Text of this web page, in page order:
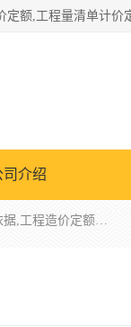
司介绍
北京北腾文化发展有限公司：主营31个省建设工程预算书,工程预算软件,工程计价依据,工程造价定额,工程量清单计价定额,建设工程量消耗量定额,各行业工程预算定额,铁路定额,电力定额,矿山定额,*,黄金定额,钢铁企业检修定额,中石化安装检修定额,煤矿图书,医院书籍等.诚信的经营，在发展的同时公司不忘不断总结不断优化为客户的服务，和一如既往的热情赢得了新老客户的极高评价及青睐。